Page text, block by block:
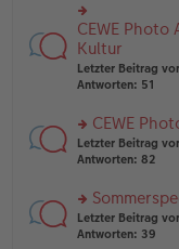
a
g
n
er
B
ei
tr
a
u
n
g
el
es
e
er
B
ei
tr
g
rs
te
r
u
n
el
es
e
B
ei
tr
CEWE
Kultur
Letzter Beitrag
Antworten: 51
rs
te
n
g
el
CEWE
Letzter Beitrag
Antworten: 82
rs
te
Letzter Beitrag
Antworten: 39